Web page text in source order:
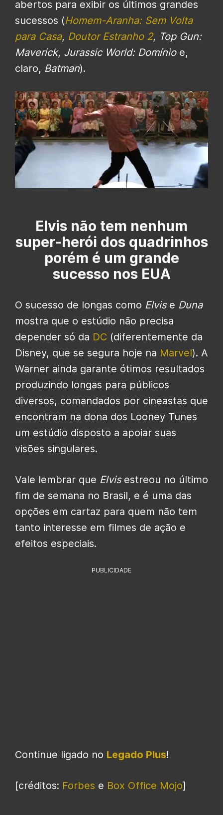
abertos para exibir os últimos grandes
sucessos (Homem-Aranha: Sem Volta
para Casa, Doutor Estranho 2, Top Gun:
Maverick, Jurassic World: Domínioe,
claro, Batman).
Elvis não tem nenhum
super-herói dos quadrinhos
porém é um grande
sucesso nos EUA
O sucesso de longas como Elvise Duna
mostra que o estúdio não precisa
depender só da DC (diferentemente da
Disney, que se segura hoje na Marvel). A
Warner ainda garante ótimos resultados
produzindo longas para públicos
diversos, comandados por cineastas que
encontram na dona dos Looney Tunes
um estúdio disposto a apoiar suas
visões singulares.
Vale lembrar que Elvisestreou no último
fim de semana no Brasil, e é uma das
opções em cartaz para quem não tem
tanto interesse em filmes de ação e
efeitos especiais.
PUBLICIDADE
Continue ligado no Legado Plus!
[créditos: Forbes e Box Office Mojo]